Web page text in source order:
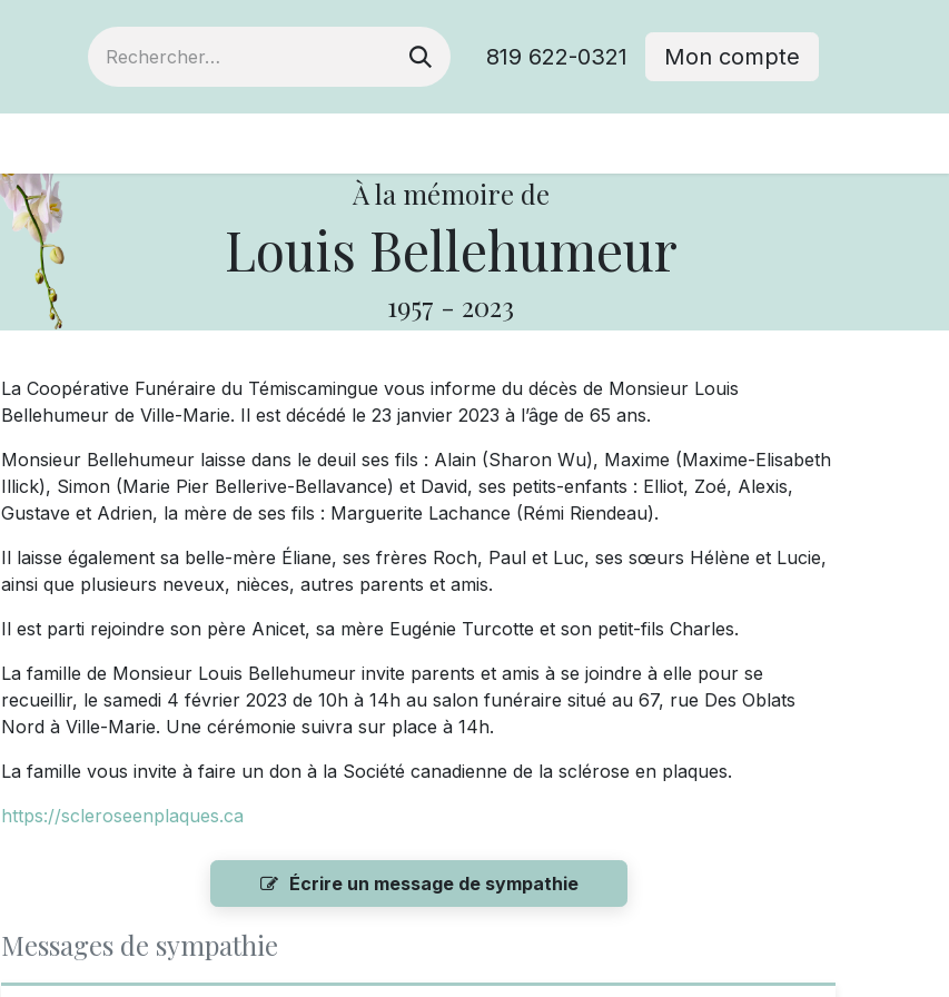
819 622-0321 Mon compte
À la mémoire de
Louis Bellehumeur
1957 - 2023
La Coopérative Funéraire du Témiscamingue vous informe du décès de Monsieur Louis
Bellehumeur de Ville-Marie. Il est décédé le 23 janvier 2023 à l’âge de 65 ans.
Monsieur Bellehumeur laisse dans le deuil ses fils : Alain (Sharon Wu), Maxime (Maxime-Elisabeth
Illick), Simon (Marie Pier Bellerive-Bellavance) et David, ses petits-enfants : Elliot, Zoé, Alexis,
Gustave et Adrien, la mère de ses fils : Marguerite Lachance (Rémi Riendeau).
Il laisse également sa belle-mère Éliane, ses frères Roch, Paul et Luc, ses sœurs Hélène et Lucie,
ainsi que plusieurs neveux, nièces, autres parents et amis.
Il est parti rejoindre son père Anicet, sa mère Eugénie Turcotte et son petit-fils Charles.
La famille de Monsieur Louis Bellehumeur invite parents et amis à se joindre à elle pour se
recueillir, le samedi 4 février 2023 de 10h à 14h au salon funéraire situé au 67, rue Des Oblats
Nord à Ville-Marie. Une cérémonie suivra sur place à 14h.
La famille vous invite à faire un don à la Société canadienne de la sclérose en plaques.
https://scleroseenplaques.ca
Écrire un message de sympathie
Messages de sympathie